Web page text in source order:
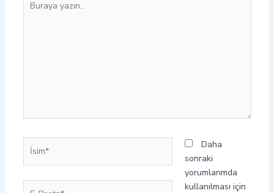
yazın..
İsim*
Daha
sonraki
yorumlarımda
kullanılması için